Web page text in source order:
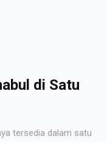
di Satu
tersedia dalam satu